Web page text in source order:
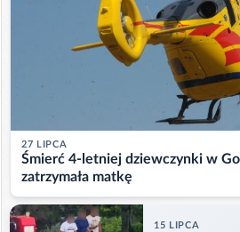
27 LIPCA
Śmierć 4-letniej dziewczynki w
zatrzymała matkę
15 LIPCA